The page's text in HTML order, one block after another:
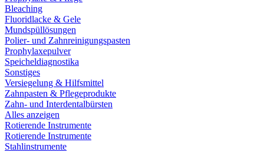
Bleaching
Fluoridlacke & Gele
Mundspüllösungen
Polier- und Zahnreinigungspasten
Prophylaxepulver
Speicheldiagnostika
Sonstiges
Versiegelung & Hilfsmittel
Zahnpasten & Pflegeprodukte
Zahn- und Interdentalbürsten
Alles anzeigen
Rotierende Instrumente
Rotierende Instrumente
Stahlinstrumente